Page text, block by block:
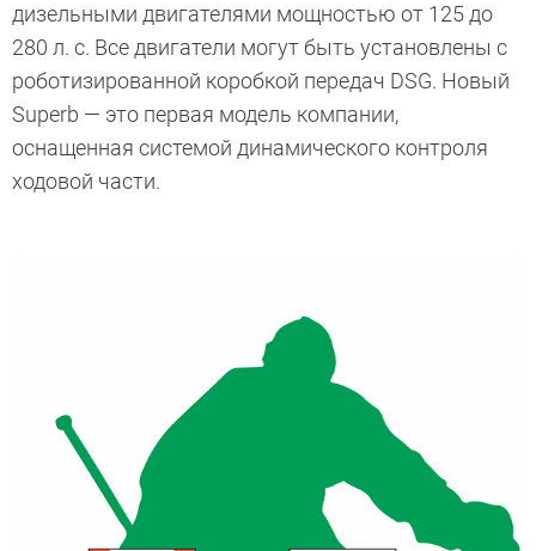
дизельными двигателями ­мощностью от 125 до
280 л. с. Все двигатели могут быть установлены с
роботизированной коробкой передач DSG. Новый
Superb — это первая модель компании,
оснащенная системой динамического контроля
ходовой части.